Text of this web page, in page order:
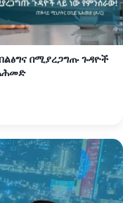
በሚያረጋግጡ ጉዳዮች